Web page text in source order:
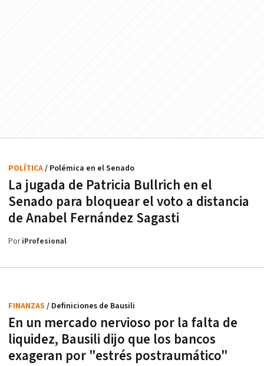
La jugada de Patricia Bullrich en el
Senado para bloquear el voto a distancia
de Anabel Fernández Sagasti
POLÍTICA/ Polémica en el Senado
PoriProfesional
En un mercado nervioso por la falta de
liquidez, Bausili dijo que los bancos
exageran por "estrés postraumático"
FINANZAS / Definiciones de Bausili